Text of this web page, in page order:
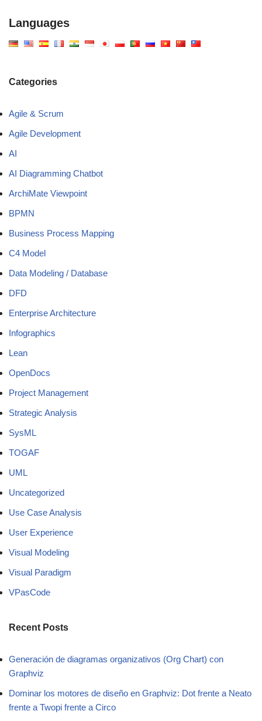
Languages
Categories
Agile & Scrum
Agile Development
AI
AI Diagramming Chatbot
ArchiMate Viewpoint
BPMN
Business Process Mapping
C4 Model
Data Modeling / Database
DFD
Enterprise Architecture
Infographics
Lean
OpenDocs
Project Management
Strategic Analysis
SysML
TOGAF
UML
Uncategorized
Use Case Analysis
User Experience
Visual Modeling
Visual Paradigm
VPasCode
Recent Posts
Generación de diagramas organizativos (Org Chart) con
Graphviz
Dominar los motores de diseño en Graphviz: Dot frente a Neato
frente a Twopi frente a Circo